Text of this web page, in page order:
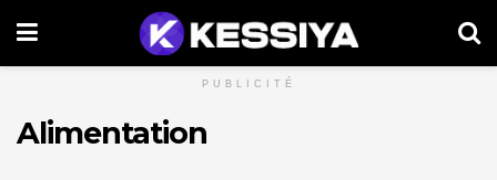
PUBLICITÉ
Alimentation